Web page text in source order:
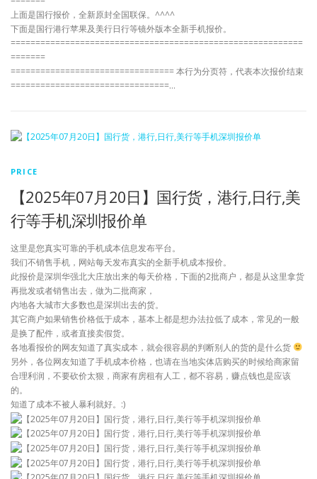
上面是国行报价，全新原封全国联保。^^^^
下面是国行港行苹果及美行日行等镜外版本全新手机报价。
===========================================================
=======
================================= 本行为分页符，代表本次报价结束
================================…
PRICE
【2025年07月20日】国行货，港行,日行,美
行等手机深圳报价单
这里是您真实可靠的手机成本信息发布平台。
我们不销售手机，网站每天发布真实的全新手机成本报价。
此报价是深圳华强北大庄放出来的每天价格，下面的2批商户，都是从这里拿货
再批发或者销售出去，做为二批商家，
内地各大城市大多数也是深圳出去的货。
其它商户如果销售价格低于成本，基本上都是想办法拉低了成本，常见的一般
是换了配件，或者直接卖假货。
各地看报价的网友知道了真实成本，就会很容易的判断别人的货的是什么货
另外，各位网友知道了手机成本价格，也请在当地实体店购买的时候给商家留
合理利润，不要砍价太狠，商家有房租有人工，都不容易，赚点钱也是应该
的。
知道了成本不被人暴利就好。:)